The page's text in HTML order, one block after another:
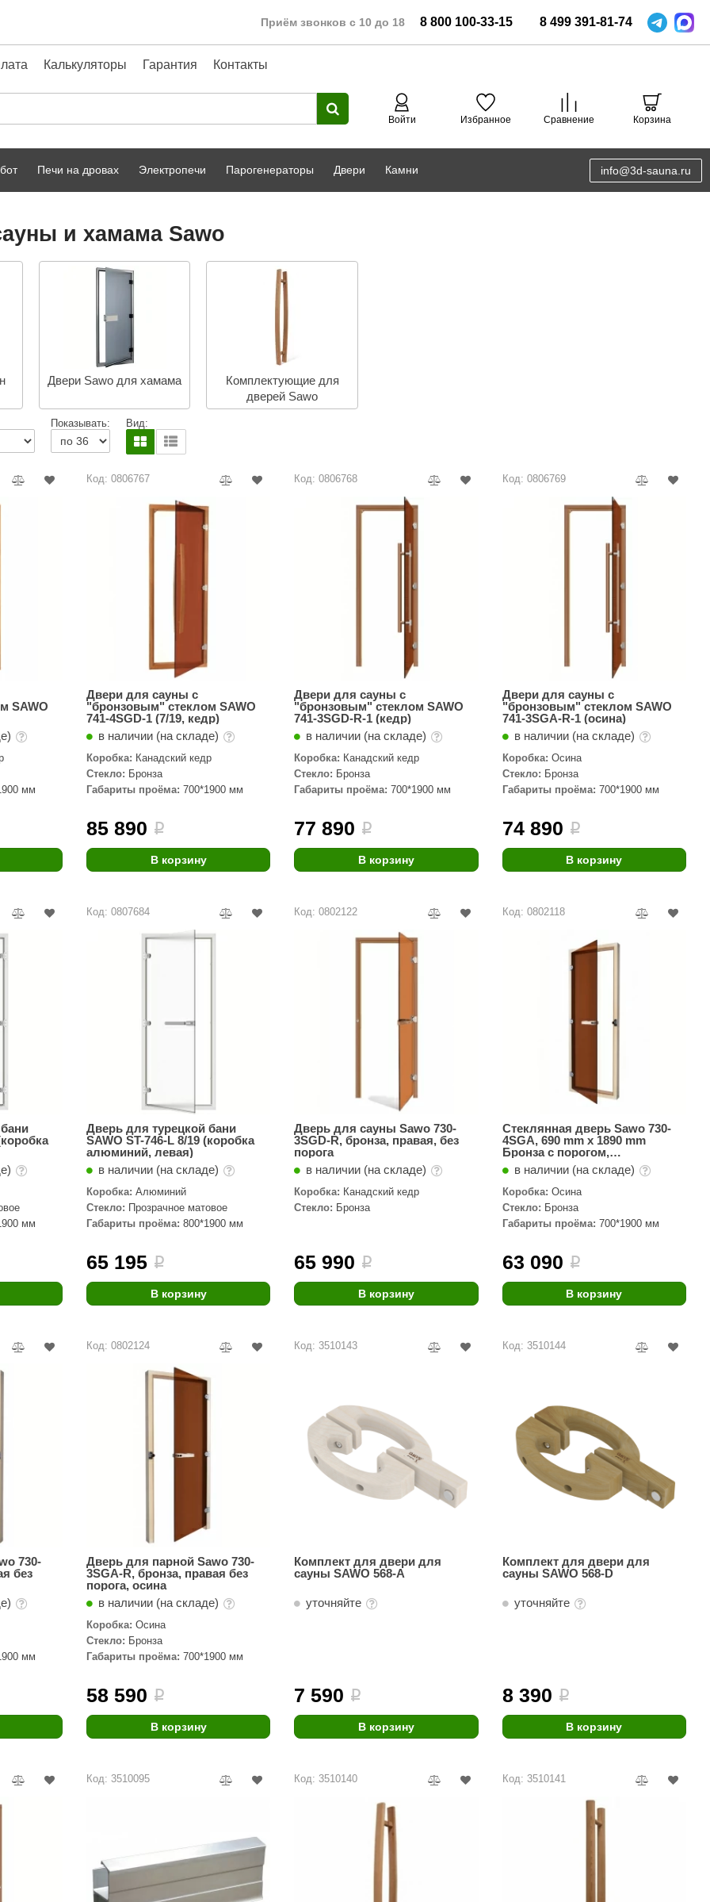
Приём звонков с 10 до 18 8 800 100-33-15 8 499 391-81-74
Калькуляторы Гарантия Контакты
Войти Избранное Сравнение Корзина
Банные штучки
Cariitti
KOY
Baldus
Политех
Торнадо
Костёр ЭНЕРГОРЕСУРС
Сабантуй
DR. KERN
Турция
Варвара SAUNABOARD
Печи на дровах Электропечи Парогенераторы Двери Камни info@3d-sauna.ru
и хамама Sawo
Двери Sawo для хамама
Комплектующие для
дверей Sawo
Показывать: Вид:
SAWO
мм
Код: 0806767
Двери для сауны с
"бронзовым" стеклом SAWO
741-4SGD-1 (7/19, кедр)
в наличии (на складе)
Коробка: Канадский кедр
Стекло: Бронза
Габариты проёма: 700*1900 мм
85 890 i
В корзину
Код: 0806768
Двери для сауны с
"бронзовым" стеклом SAWO
741-3SGD-R-1 (кедр)
в наличии (на складе)
Коробка: Канадский кедр
Стекло: Бронза
Габариты проёма: 700*1900 мм
77 890 i
В корзину
Код: 0806769
Двери для сауны с
"бронзовым" стеклом SAWO
741-3SGA-R-1 (осина)
в наличии (на складе)
Коробка: Осина
Стекло: Бронза
Габариты проёма: 700*1900 мм
74 890 i
В корзину
мм
Код: 0807684
Дверь для турецкой бани
SAWO ST-746-L 8/19 (коробка
алюминий, левая)
в наличии (на складе)
Коробка: Алюминий
Стекло: Прозрачное матовое
Габариты проёма: 800*1900 мм
65 195 i
В корзину
Код: 0802122
Дверь для сауны Sawo 730-
3SGD-R, бронза, правая, без
порога
в наличии (на складе)
Коробка: Канадский кедр
Стекло: Бронза
65 990 i
В корзину
Код: 0802118
Стеклянная дверь Sawo 730-
4SGA, 690 mm x 1890 mm
Бронза с порогом,
универсальная
в наличии (на складе)
Коробка: Осина
Стекло: Бронза
Габариты проёма: 700*1900 мм
63 090 i
В корзину
730-
без
мм
Код: 0802124
Дверь для парной Sawo 730-
3SGA-R, бронза, правая без
порога, осина
в наличии (на складе)
Коробка: Осина
Стекло: Бронза
Габариты проёма: 700*1900 мм
58 590 i
В корзину
Код: 3510143
Комплект для двери для
сауны SAWO 568-A
уточняйте
7 590 i
В корзину
Код: 3510144
Комплект для двери для
сауны SAWO 568-D
уточняйте
8 390 i
В корзину
Код: 3510095 Код: 3510140 Код: 3510141